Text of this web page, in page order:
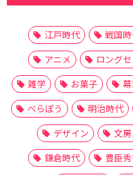
江戸時代 戦国
アニメ
ロング
雑学
お菓子
べらぼう
明治時代
デザイン
文
鎌倉時代
豊臣